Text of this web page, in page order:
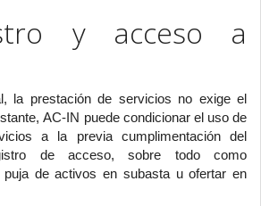
y acceso a
la prestación de servicios no exige el
AC-IN puede condicionar el uso de
a la previa cumplimentación del
de acceso, sobre todo como
puja de activos en subasta u ofertar en